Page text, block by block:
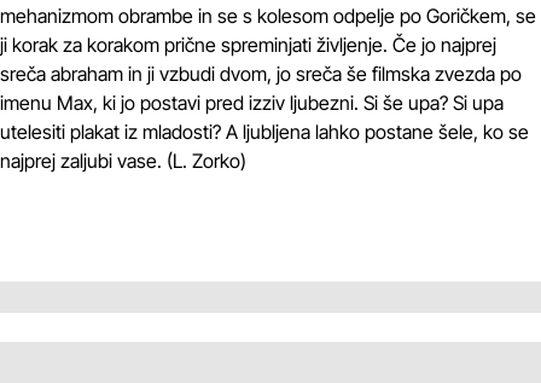
mehanizmom obrambe in se s kolesom odpelje po Goričkem, se
ji korak za korakom prične spreminjati življenje. Če jo najprej
sreča abraham in ji vzbudi dvom, jo sreča še filmska zvezda po
imenu Max, ki jo postavi pred izziv ljubezni. Si še upa? Si upa
utelesiti plakat iz mladosti? A ljubljena lahko postane šele, ko se
najprej zaljubi vase. (L. Zorko)